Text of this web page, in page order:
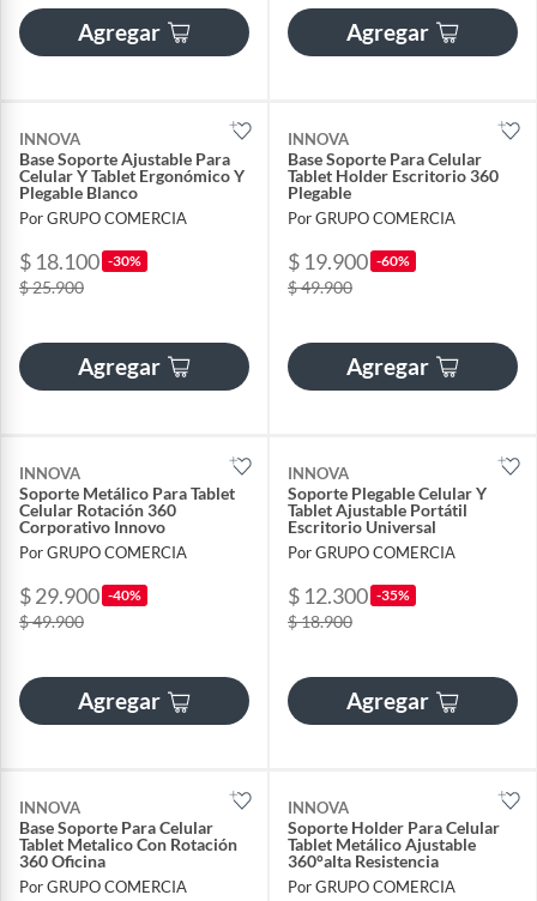
Agregar Agregar
INNOVA
Base Soporte Ajustable Para
Celular Y Tablet Ergonómico Y
Plegable Blanco
Por GRUPO COMERCIA
$ 18.100 -30%
$ 25.900
Agregar
INNOVA
Base Soporte Para Celular
Tablet Holder Escritorio 360
Plegable
Por GRUPO COMERCIA
$ 19.900 -60%
$ 49.900
Agregar
INNOVA
Soporte Metálico Para Tablet
Celular Rotación 360
Corporativo Innovo
Por GRUPO COMERCIA
$ 29.900 -40%
$ 49.900
Agregar
INNOVA
Soporte Plegable Celular Y
Tablet Ajustable Portátil
Escritorio Universal
Por GRUPO COMERCIA
$ 12.300 -35%
$ 18.900
Agregar
INNOVA
Base Soporte Para Celular
Tablet Metalico Con Rotación
360 Oficina
Por GRUPO COMERCIA
INNOVA
Soporte Holder Para Celular
Tablet Metálico Ajustable
360°alta Resistencia
Por GRUPO COMERCIA